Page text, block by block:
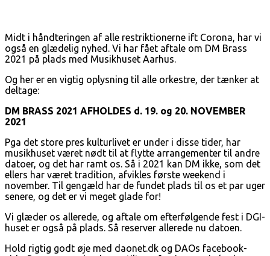
Midt i håndteringen af alle restriktionerne ift Corona, har vi
også en glædelig nyhed. Vi har fået aftale om DM Brass
2021 på plads med Musikhuset Aarhus.
Og her er en vigtig oplysning til alle orkestre, der tænker at
deltage:
DM BRASS 2021 AFHOLDES d. 19. og 20. NOVEMBER
2021
Pga det store pres kulturlivet er under i disse tider, har
musikhuset været nødt til at flytte arrangementer til andre
datoer, og det har ramt os. Så i 2021 kan DM ikke, som det
ellers har været tradition, afvikles første weekend i
november. Til gengæld har de fundet plads til os et par uger
senere, og det er vi meget glade for!
Vi glæder os allerede, og aftale om efterfølgende fest i DGI-
huset er også på plads. Så reserver allerede nu datoen.
Hold rigtig godt øje med daonet.dk og DAOs facebook-